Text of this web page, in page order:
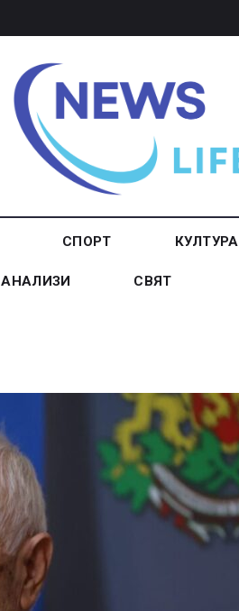
СПОРТ КУЛТУРА
АНАЛИЗИ СВЯТ